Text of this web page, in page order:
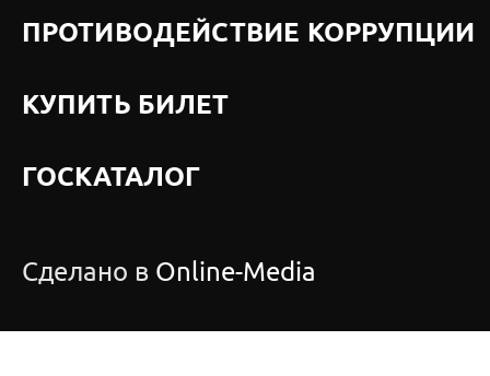
ПРОТИВОДЕЙСТВИЕ КОРРУПЦИИ
КУПИТЬ БИЛЕТ
ГОСКАТАЛОГ
Сделано в Online-Media